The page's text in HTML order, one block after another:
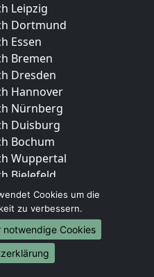
Leipzig
Dortmund
Essen
Bremen
Dresden
Hannover
Nürnberg
Duisburg
Bochum
Wuppertal
Bielefeld
Bonn
Münster
Brasilien
Cookies um die
zu verbessern.
notwendige Cookies